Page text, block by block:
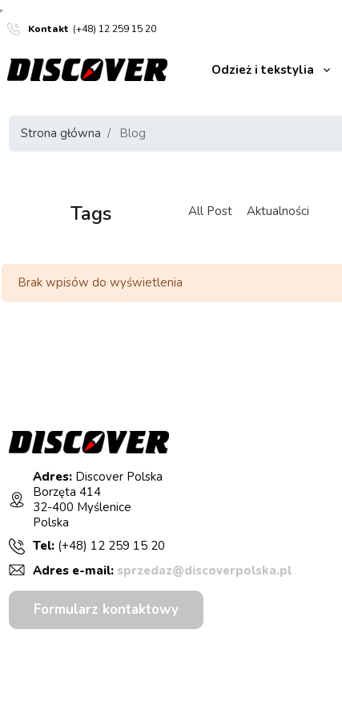
Kontakt (+48) 12 259 15 20
Odzież i tekstylia
Strona główna Blog
Tags All Post Aktualności
Brak wpisów do wyświetlenia
Adres: Discover Polska
Borzęta 414
32-400 Myślenice
Polska
Tel: (+48) 12 259 15 20
Adres e-mail: sprzedaz@discoverpolska.pl
Formularz kontaktowy